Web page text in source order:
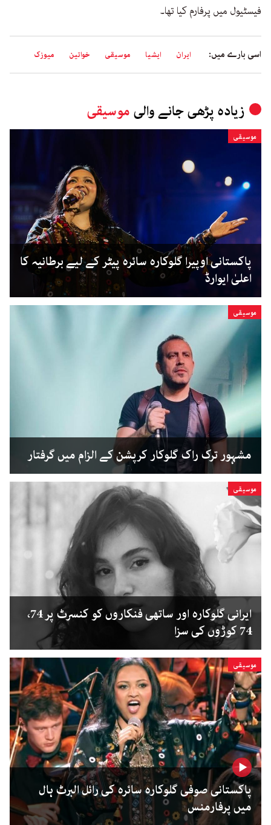
فیسٹیول میں پرفارم کیا تھا۔
اسی بارے میں: ایران ایشیا موسیقی خواتین میوزک
زیادہ پڑھی جانے والی موسیقی
موسیقی
پاکستانی اوپیرا گلوکارہ سائرہ پیٹر کے لیے برطانیہ کا
اعلیٰ ایوارڈ
موسیقی
مشہور ترک راک گلوکار کرپشن کے الزام میں گرفتار
موسیقی
ایرانی گلوکارہ اور ساتھی فنکاروں کو کنسرٹ پر 74،
74 کوڑوں کی سزا
موسیقی
پاکستانی صوفی گلوکارہ سائرہ کی رائل البرٹ ہال
میں پرفارمنس